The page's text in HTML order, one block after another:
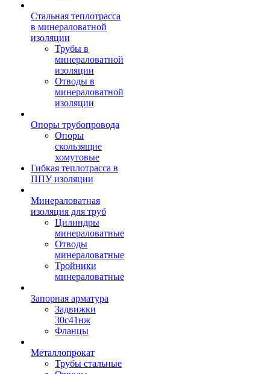
Стальная теплотрасса
в минераловатной
изоляции
Трубы в
минераловатной
изоляции
Отводы в
минераловатной
изоляции
Опоры трубопровода
Опоры
скользящие
хомутовые
Гибкая теплотрасса в
ППУ изоляции
Минераловатная
изоляция для труб
Цилиндры
минераловатные
Отводы
минераловатные
Тройники
минераловатные
Запорная арматура
Задвижки
30с41нж
Фланцы
Металлопрокат
Трубы стальные